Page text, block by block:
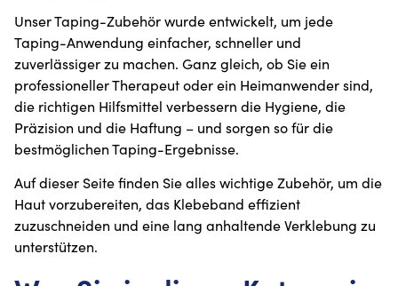
Unser Taping-Zubehör wurde entwickelt, um jede
Taping-Anwendung einfacher, schneller und
zuverlässiger zu machen. Ganz gleich, ob Sie ein
professioneller Therapeut oder ein Heimanwender sind,
die richtigen Hilfsmittel verbessern die Hygiene, die
Präzision und die Haftung – und sorgen so für die
bestmöglichen Taping-Ergebnisse.
Auf dieser Seite finden Sie alles wichtige Zubehör, um die
Haut vorzubereiten, das Klebeband effizient
zuzuschneiden und eine lang anhaltende Verklebung zu
unterstützen.